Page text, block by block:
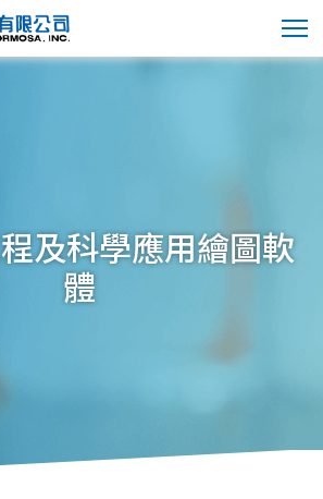
及科學應用繪圖軟
體